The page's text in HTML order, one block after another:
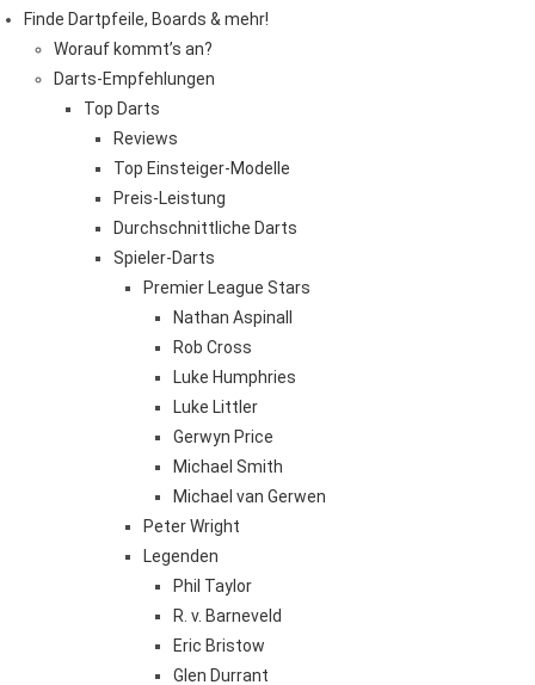
Finde Dartpfeile, Boards & mehr!
Worauf kommt’s an?
Darts-Empfehlungen
Top Darts
Reviews
Top Einsteiger-Modelle
Preis-Leistung
Durchschnittliche Darts
Spieler-Darts
Premier League Stars
Nathan Aspinall
Rob Cross
Luke Humphries
Luke Littler
Gerwyn Price
Michael Smith
Michael van Gerwen
Peter Wright
Legenden
Phil Taylor
R. v. Barneveld
Eric Bristow
Glen Durrant